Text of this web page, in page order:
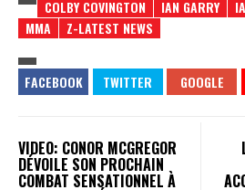
COLBY COVINGTON IAN GARRY
MMA
Z-LATEST NEWS
VIDEO: CONOR MCGREGOR
DÉVOILE SON PROCHAIN
COMBAT SENSATIONNEL À